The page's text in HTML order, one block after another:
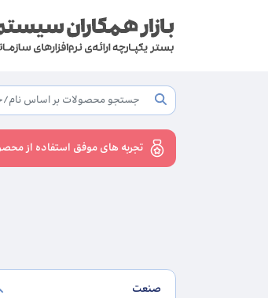
تجربه های موفق استفاده از
صنعت